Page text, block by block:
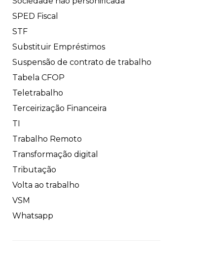
SPED Fiscal
STF
Substituir Empréstimos
Suspensão de contrato de trabalho
Tabela CFOP
Teletrabalho
Terceirização Financeira
TI
Trabalho Remoto
Transformação digital
Tributação
Volta ao trabalho
VSM
Whatsapp